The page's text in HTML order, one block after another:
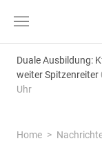
Duale Ausbildung:
weiter Spitzenreiter
Uhr
Home